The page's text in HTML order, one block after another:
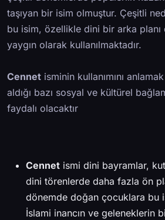
taşıyan bir isim olmuştur. Çeşitli
bu isim, özellikle dini bir arka planı
yaygın olarak kullanılmaktadır.
Cennet isminin kullanımını
aldığı bazı sosyal ve kültürel
faydalı olacaktır
Cennet ismi dini bayramlar,
dini törenlerde daha fazla ön
dönemde doğan çocuklara bu
İslami inancın ve geleneklerin